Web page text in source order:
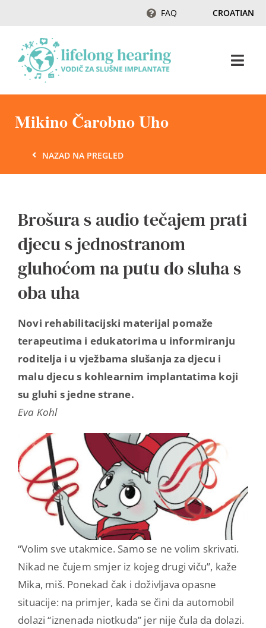
content
FAQ CROATIAN
Ambasadori sluha
Kontakt
Mikino Čarobno Uho
NAZAD NA PREGLED
Brošura s audio tečajem prati
djecu s jednostranom
gluhoćom na putu do sluha s
oba uha
Novi rehabilitacijski materijal pomaže
terapeutima i edukatorima u informiranju
roditelja i u vježbama slušanja za djecu i
malu djecu s kohlearnim implantatima koji
su gluhi s jedne strane.
Eva Kohl
“Volim sve utakmice. Samo se ne volim skrivati.
Nikad ne čujem smjer iz kojeg drugi viču”, kaže
Mika, miš. Ponekad čak i doživljava opasne
situacije: na primjer, kada se čini da automobil
dolazi “iznenada niotkuda” jer nije čula da dolazi.